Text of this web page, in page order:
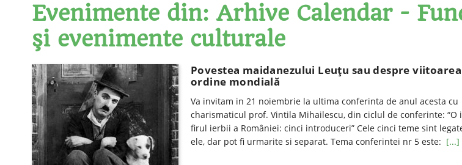
Evenimente din: Arhive Calendar -
şi evenimente culturale
Povestea maidanezului Leuţu sau despre viitoarea
ordine mondială
Va invitam in 21 noiembrie la ultima conferinta de anul acesta cu
charismaticul prof. Vintila Mihailescu, din ciclul de conferinte: “O
firul ierbii a României: cinci introduceri” Cele cinci teme sint
ele, dar pot fi urmarite si separat. Tema conferintei nr 5 este: [...]